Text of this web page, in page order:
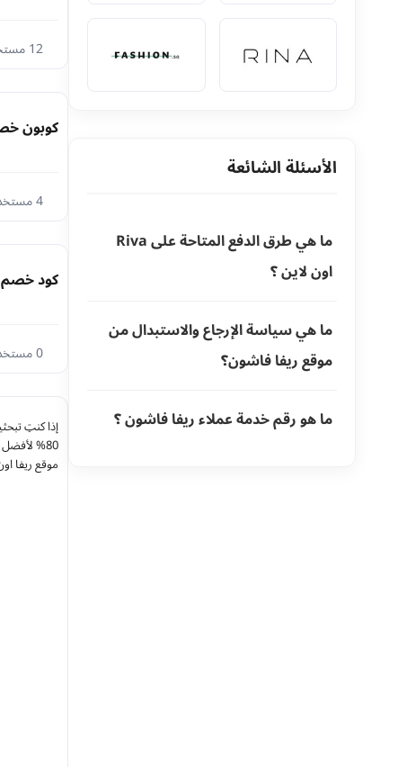
الأسئلة الشائعة
ما هي طرق الدفع المتاحة على Riva
اون لاين ؟
ما هي سياسة الإرجاع والاستبدال من
موقع ريفا فاشون؟
ما هو رقم خدمة عملاء ريفا فاشون ؟
12 مستخدم اليوم
كوبون خصم ريفا 2026 بقيمة 10٪ علي
4 مستخدم اليوم
كود خصم ريفا 2026 وفر حتى 15% علي احدث
0 مستخدم اليوم
80%
موقع ريفا